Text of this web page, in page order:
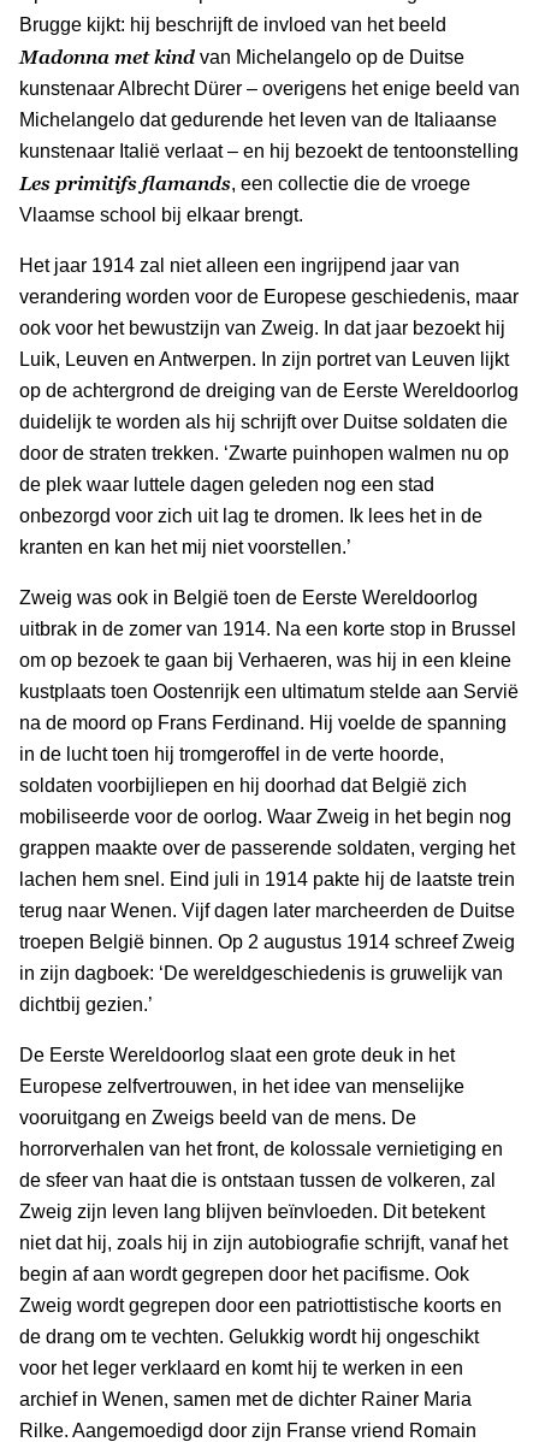
Brugge kijkt: hij beschrijft de invloed van het beeld
Madonna met kind van Michelangelo op de Duitse
kunstenaar Albrecht Dürer – overigens het enige beeld van
Michelangelo dat gedurende het leven van de Italiaanse
kunstenaar Italië verlaat – en hij bezoekt de tentoonstelling
Les primitifs flamands, een collectie die de vroege
Vlaamse school bij elkaar brengt.
Het jaar 1914 zal niet alleen een ingrijpend jaar van
verandering worden voor de Europese geschiedenis, maar
ook voor het bewustzijn van Zweig. In dat jaar bezoekt hij
Luik, Leuven en Antwerpen. In zijn portret van Leuven lijkt
op de achtergrond de dreiging van de Eerste Wereldoorlog
duidelijk te worden als hij schrijft over Duitse soldaten die
door de straten trekken. ‘Zwarte puinhopen walmen nu op
de plek waar luttele dagen geleden nog een stad
onbezorgd voor zich uit lag te dromen. Ik lees het in de
kranten en kan het mij niet voorstellen.’
Zweig was ook in België toen de Eerste Wereldoorlog
uitbrak in de zomer van 1914. Na een korte stop in Brussel
om op bezoek te gaan bij Verhaeren, was hij in een kleine
kustplaats toen Oostenrijk een ultimatum stelde aan Servië
na de moord op Frans Ferdinand. Hij voelde de spanning
in de lucht toen hij tromgeroffel in de verte hoorde,
soldaten voorbijliepen en hij doorhad dat België zich
mobiliseerde voor de oorlog. Waar Zweig in het begin nog
grappen maakte over de passerende soldaten, verging het
lachen hem snel. Eind juli in 1914 pakte hij de laatste trein
terug naar Wenen. Vijf dagen later marcheerden de Duitse
troepen België binnen. Op 2 augustus 1914 schreef Zweig
in zijn dagboek: ‘De wereldgeschiedenis is gruwelijk van
dichtbij gezien.’
De Eerste Wereldoorlog slaat een grote deuk in het
Europese zelfvertrouwen, in het idee van menselijke
vooruitgang en Zweigs beeld van de mens. De
horrorverhalen van het front, de kolossale vernietiging en
de sfeer van haat die is ontstaan tussen de volkeren, zal
Zweig zijn leven lang blijven beïnvloeden. Dit betekent
niet dat hij, zoals hij in zijn autobiografie schrijft, vanaf het
begin af aan wordt gegrepen door het pacifisme. Ook
Zweig wordt gegrepen door een patriottistische koorts en
de drang om te vechten. Gelukkig wordt hij ongeschikt
voor het leger verklaard en komt hij te werken in een
archief in Wenen, samen met de dichter Rainer Maria
Rilke. Aangemoedigd door zijn Franse vriend Romain